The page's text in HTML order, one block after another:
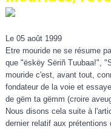
Le 05 août 1999
Etre mouride ne se résume
que "ëskëy Sëriñ Tuubaa!",
mouride c'est, avant tout,
fondateur de la voie et
de gëm ta gëmm (croire
Nous disons cela suite à l'ar
dernier relatif aux prétentions